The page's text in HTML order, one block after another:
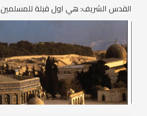
القدس الشريف: هي اول قبلة للمسلمين